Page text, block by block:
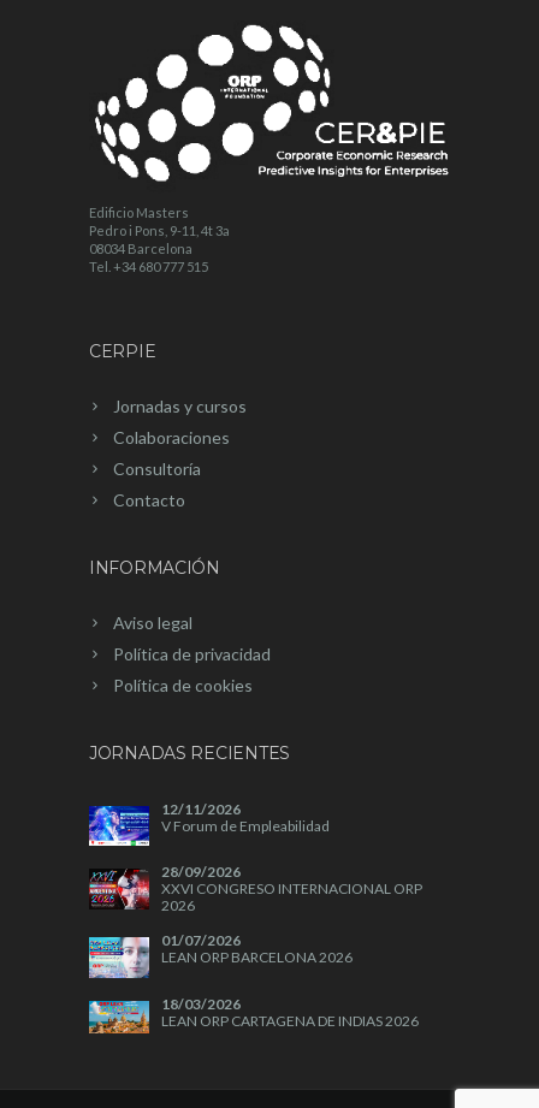
Edificio Masters
Pedro i Pons, 9-11, 4t 3a
08034 Barcelona
Tel. +34 680 777 515
CERPIE
Jornadas y cursos
Colaboraciones
Consultoría
Contacto
INFORMACIÓN
Aviso legal
Política de privacidad
Política de cookies
JORNADAS RECIENTES
12/11/2026
V Forum de Empleabilidad
28/09/2026
XXVI CONGRESO INTERNACIONAL ORP
2026
01/07/2026
LEAN ORP BARCELONA 2026
18/03/2026
LEAN ORP CARTAGENA DE INDIAS 2026